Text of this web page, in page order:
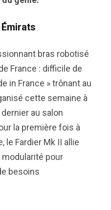
bras robotisé
France : difficile de
in France » trônant au
cette semaine à
dernier au salon
la première fois à
le Fardier Mk II allie
pour
besoins